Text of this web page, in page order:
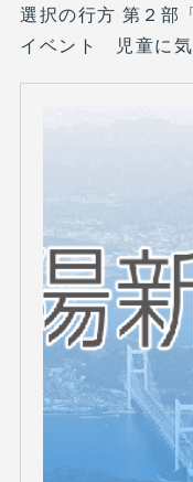
選択の行方 第２部
イベント 児童に気